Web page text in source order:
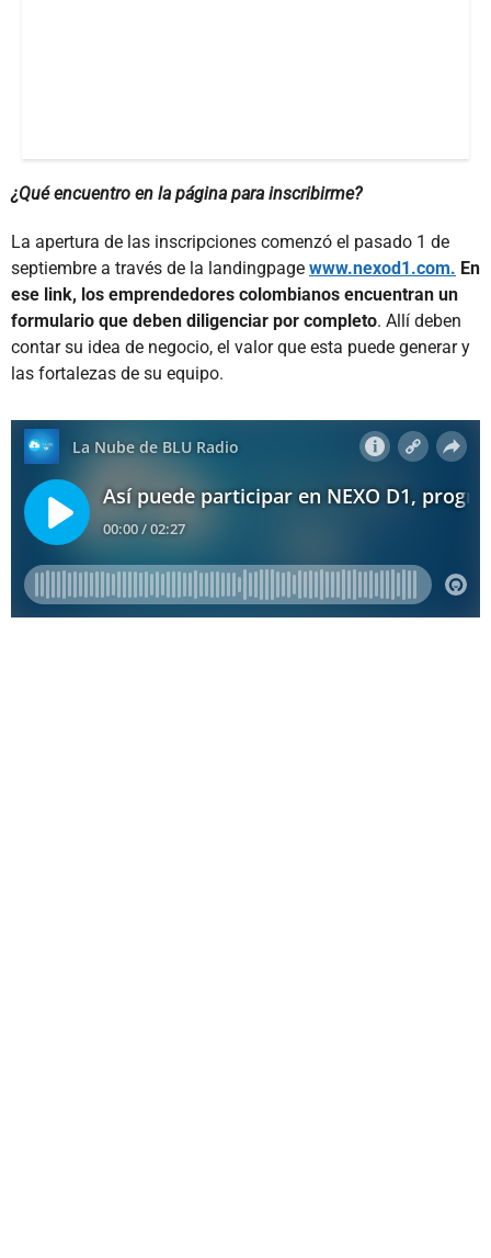
¿Qué encuentro en la página para inscribirme?
La apertura de las inscripciones comenzó el pasado 1 de
septiembre a través de la landingpage www.nexod1.com. En
ese link, los emprendedores colombianos encuentran un
formulario que deben diligenciar por completo. Allí deben
contar su idea de negocio, el valor que esta puede generar y
las fortalezas de su equipo.